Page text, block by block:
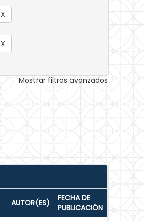
Mostrar filtros avanzados
AUTOR(ES)
FECHA DE
PUBLICACIÓN